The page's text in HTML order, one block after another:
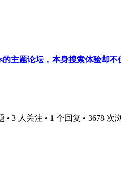
的主题论坛，本身搜索体验却不
• 3 人关注 • 1 个回复 • 3678 次